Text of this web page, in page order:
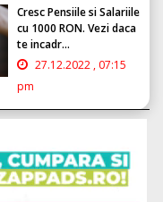
Cresc Pensiile si Salariile
cu 1000 RON. Vezi daca
te incadr...
27.12.2022 , 07:15
pm